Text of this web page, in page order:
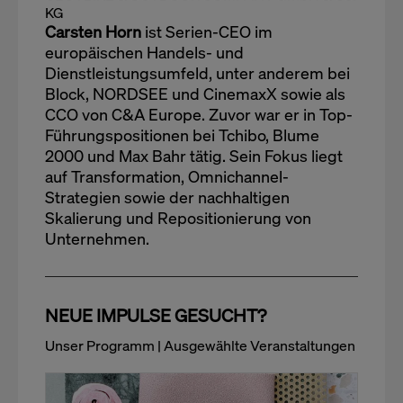
KG
Carsten Horn ist Serien-CEO im
europäischen Handels- und
Dienstleistungsumfeld, unter anderem bei
Block, NORDSEE und CinemaxX sowie als
CCO von C&A Europe. Zuvor war er in Top-
Führungspositionen bei Tchibo, Blume
2000 und Max Bahr tätig. Sein Fokus liegt
auf Transformation, Omnichannel-
Strategien sowie der nachhaltigen
Skalierung und Repositionierung von
Unternehmen.
NEUE IMPULSE GESUCHT?
Unser Programm | Ausgewählte Veranstaltungen